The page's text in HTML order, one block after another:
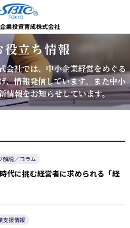
業投資育成株式会社
役立ち情報
社では、 中小企業経営をめぐる
情報発信しています。 また中小
情報をお知らせしています。
解説／コラム
代に挑む経営者に求められる「経
支援情報